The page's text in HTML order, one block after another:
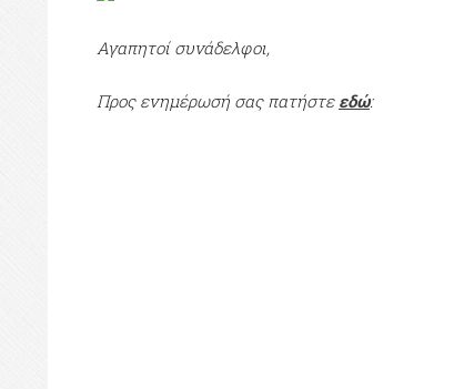
Αγαπητοί συνάδελφοι,
Προς ενημέρωσή σας πατήστε εδώ: